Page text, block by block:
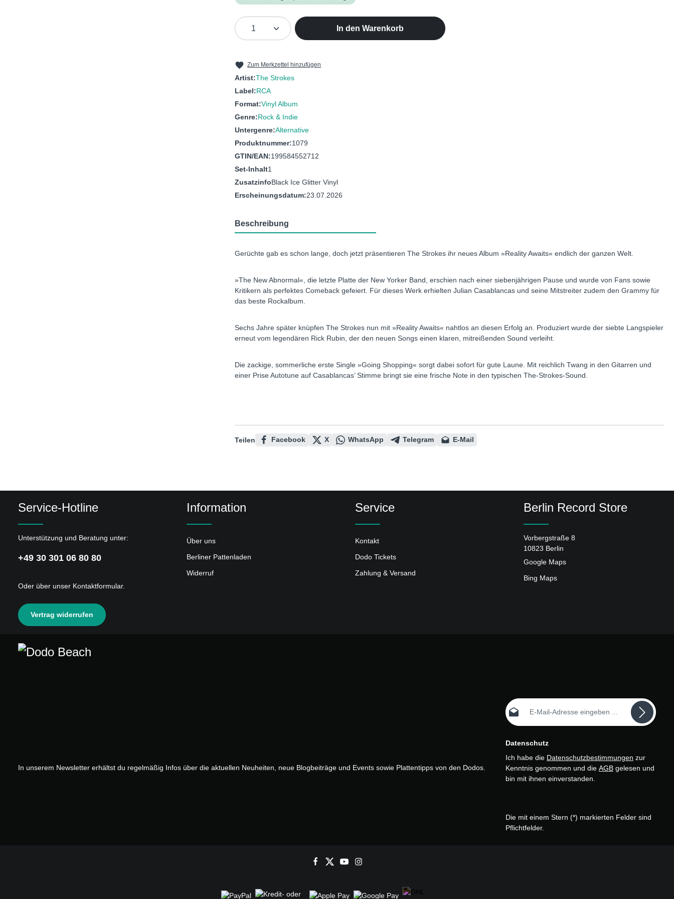
Produkt Anzahl: Gib den gewünschten Wert ein oder benutze die Schaltflächen
In den Warenkorb
Zum Merkzettel hinzufügen
Artist:The Strokes
Label:RCA
Format:Vinyl Album
Genre:Rock & Indie
Untergenre:Alternative
Produktnummer:1079
GTIN/EAN:199584552712
Set-Inhalt1
ZusatzinfoBlack Ice Glitter Vinyl
Erscheinungsdatum:23.07.2026
Beschreibung
Gerüchte gab es schon lange, doch jetzt präsentieren The Strokes ihr neues Album »Reality Awaits« endlich der ganzen Welt.
»The New Abnormal«, die letzte Platte der New Yorker Band, erschien nach einer siebenjährigen Pause und wurde von Fans sowie
Kritikern als perfektes Comeback gefeiert. Für dieses Werk erhielten Julian Casablancas und seine Mitstreiter zudem den Grammy für
das beste Rockalbum.
Sechs Jahre später knüpfen The Strokes nun mit »Reality Awaits« nahtlos an diesen Erfolg an. Produziert wurde der siebte Langspieler
erneut vom legendären Rick Rubin, der den neuen Songs einen klaren, mitreißenden Sound verleiht.
Die zackige, sommerliche erste Single »Going Shopping« sorgt dabei sofort für gute Laune. Mit reichlich Twang in den Gitarren und
einer Prise Autotune auf Casablancas’ Stimme bringt sie eine frische Note in den typischen The-Strokes-Sound.
Teilen Facebook X WhatsApp Telegram E-Mail
Service-Hotline
Unterstützung und Beratung unter:
+49 30 301 06 80 80
Oder über unser Kontaktformular.
Vertrag widerrufen
Information
Über uns
Berliner Pattenladen
Widerruf
Service
Kontakt
Dodo Tickets
Zahlung & Versand
Berlin Record Store
Vorbergstraße 8
10823 Berlin
Google Maps
Bing Maps
In unserem Newsletter erhältst du regelmäßig Infos über die aktuellen Neuheiten, neue Blogbeiträge und Events sowie Plattentipps von den Dodos.
E-Mail-Adresse*
Datenschutz
Ich habe die Datenschutzbestimmungen zur
Kenntnis genommen und die AGB gelesen und
bin mit ihnen einverstanden.
Die mit einem Stern (*) markierten Felder sind
Pflichtfelder.